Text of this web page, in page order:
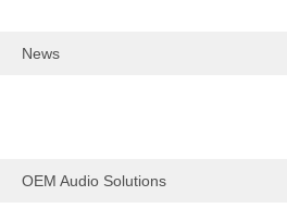
News
OEM Audio Solutions